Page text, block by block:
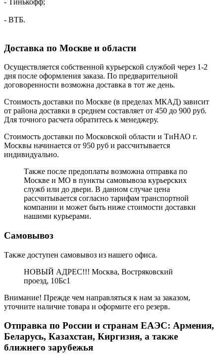
- ВТБ.
Доставка по Москве и области
Осуществляется собственной курьерской службой через 1-2
дня после оформления заказа. По предварительной
договоренности возможна доставка в тот же день.
Стоимость доставки по Москве (в пределах МКАД) зависит
от района доставки в среднем составляет от 450 до 900 руб.
Для точного расчета обратитесь к менеджеру.
Стоимость доставки по Московской области и ТиНАО г.
Москвы начинается от 950 руб и рассчитывается
индивидуально.
Также после предоплаты возможна отправка по
Москве и МО в пункты самовывоза курьерских
служб или до двери. В данном случае цена
рассчитывается согласно тарифам транспортной
компании и может быть ниже стоимости доставки
нашими курьерами.
Самовывоз
Также доступен самовывоз из нашего офиса.
НОВЫЙ АДРЕС!!! Москва, Востряковский
проезд, 10Бс1
Внимание! Прежде чем направляться к нам за заказом,
уточните наличие товара и оформите его резерв.
Отправка по России и странам ЕАЭС: Армения,
Беларусь, Казахстан, Киргизия, а также
ближнего зарубежья